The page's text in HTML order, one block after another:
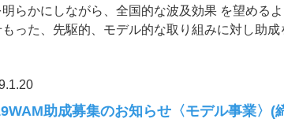
明らかにしながら、全国的な波及効果 を望める
もった、先駆的、モデル的な取り組みに対し助成
助成募集のお知らせ〈モデル事業〉(